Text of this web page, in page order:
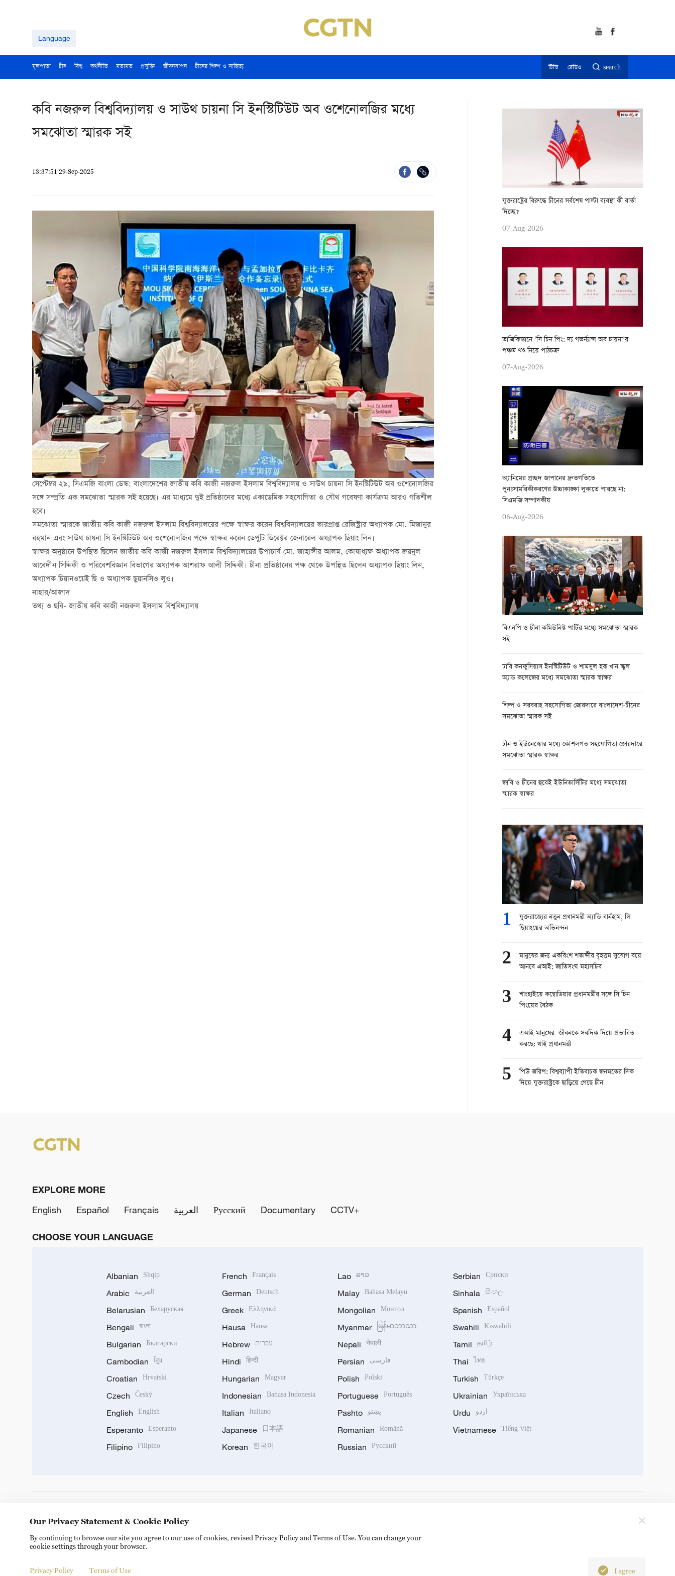
Language
মূলপাতা চীন বিশ্ব অর্থনীতি মতামত প্রযুক্তি জীবনযাপন চীনের শিল্প ও সাহিত্য টিভি রেডিও search
কবি নজরুল বিশ্ববিদ্যালয় ও সাউথ চায়না সি ইনস্টিটিউট অব ওশেনোলজির মধ্যে
সমঝোতা স্মারক সই
13:37:51 29-Sep-2025
সেপ্টেম্বর ২৯, সিএমজি বাংলা ডেস্ক: বাংলাদেশের জাতীয় কবি কাজী নজরুল ইসলাম বিশ্ববিদ্যালয় ও সাউথ চায়না সি ইনস্টিটিউট অব ওশেনোলজির
সঙ্গে সম্প্রতি এক সমঝোতা স্মারক সই হয়েছে। এর মাধ্যমে দুই প্রতিষ্ঠানের মধ্যে একাডেমিক সহযোগিতা ও যৌথ গবেষণা কার্যক্রম আরও গতিশীল
হবে।
সমঝোতা স্মারকে জাতীয় কবি কাজী নজরুল ইসলাম বিশ্ববিদ্যালয়ের পক্ষে স্বাক্ষর করেন বিশ্ববিদ্যালয়ের ভারপ্রাপ্ত রেজিস্ট্রার অধ্যাপক মো. মিজানুর
রহমান এবং সাউথ চায়না সি ইনস্টিটিউট অব ওশেনোলজির পক্ষে স্বাক্ষর করেন ডেপুটি ডিরেক্টর জেনারেল অধ্যাপক ছিয়াং লিন।
স্বাক্ষর অনুষ্ঠানে উপস্থিত ছিলেন জাতীয় কবি কাজী নজরুল ইসলাম বিশ্ববিদ্যালয়ের উপাচার্য মো. জাহাঙ্গীর আলম, কোষাধ্যক্ষ অধ্যাপক জয়নুল
আবেদীন সিদ্দিকী ও পরিবেশবিজ্ঞান বিভাগের অধ্যাপক আশরাফ আলী সিদ্দিকী। চীনা প্রতিষ্ঠানের পক্ষ থেকে উপস্থিত ছিলেন অধ্যাপক ছিয়াং লিন,
অধ্যাপক চিয়ানওয়েই ছি ও অধ্যাপক ছুয়ানসিও লুও।
নাহার/আজাদ
তথ্য ও ছবি- জাতীয় কবি কাজী নজরুল ইসলাম বিশ্ববিদ্যালয়
যুক্তরাষ্ট্রের বিরুদ্ধে চীনের সর্বশেষ পাল্টা ব্যবস্থা কী বার্তা
দিচ্ছে?
07-Aug-2026
তাজিকিস্তানে ‘সি চিন পিং: দ্য গভর্ন্যান্স অব চায়না’র
পঞ্চম খণ্ড নিয়ে পাঠচক্র
07-Aug-2026
অ্যানিমের প্রচ্ছদ জাপানের দ্রুতগতিতে
পুনঃসামরিকীকরণের উচ্চাকাঙ্ক্ষা লুকাতে পারছে না:
সিএমজি সম্পাদকীয়
06-Aug-2026
বিএনপি ও চীনা কমিউনিস্ট পার্টির মধ্যে সমঝোতা স্মারক
সই
ঢাবি কনফুসিয়াস ইনস্টিটিউট ও শামসুল হক খান স্কুল
অ্যান্ড কলেজের মধ্যে সমঝোতা স্মারক স্বাক্ষর
শিল্প ও সরবরাহ সহযোগিতা জোরদারে বাংলাদেশ-চীনের
সমঝোতা স্মারক সই
চীন ও ইউনেস্কোর মধ্যে কৌশলগত সহযোগিতা জোরদারে
সমঝোতা স্মারক স্বাক্ষর
জাবি ও চীনের হুবেই ইউনিভার্সিটির মধ্যে সমঝোতা
স্মারক স্বাক্ষর
1
যুক্তরাজ্যের নতুন প্রধানমন্ত্রী অ্যান্ডি বার্নহাম, লি
ছিয়াংয়ের অভিনন্দন
2
মানুষের জন্য একবিংশ শতাব্দীর বৃহত্তম সুযোগ বয়ে
আনবে এআই: জাতিসংঘ মহাসচিব
3
শাংহাইয়ে কম্বোডিয়ার প্রধানমন্ত্রীর সঙ্গে সি চিন
পিংয়ের বৈঠক
4
এআই মানুষের জীবনকে সবদিক দিয়ে প্রভাবিত
করছে: থাই প্রধানমন্ত্রী
5
পিউ জরিপ: বিশ্বব্যাপী ইতিবাচক জনমতের দিক
দিয়ে যুক্তরাষ্ট্রকে ছাড়িয়ে গেছে চীন
EXPLORE MORE
English
Español Français العربية Русский Documentary CCTV+
CHOOSE YOUR LANGUAGE
Albanian Shqip
Arabic العربية
Belarusian Беларуская
Bengali বাংলা
Bulgarian Български
Cambodian ខ្មែរ
Croatian Hrvatski
Czech Český
English English
Esperanto Esperanto
Filipino Filipino
French Français
German Deutsch
Greek Ελληνικά
Hausa Hausa
Hebrew עברית
Hindi हिन्दी
Hungarian Magyar
Indonesian Bahasa Indonesia
Italian Italiano
Japanese 日本語
Korean 한국어
Lao ລາວ
Malay Bahasa Melayu
Mongolian Монгол
Myanmar မြန်မာဘာသာ
Nepali नेपाली
Persian فارسی
Polish Polski
Portuguese Português
Pashto پښتو
Romanian Română
Russian Русский
Serbian Српски
Sinhala සිංහල
Spanish Español
Swahili Kiswahili
Tamil தமிழ்
Thai ไทย
Turkish Türkçe
Ukrainian Українська
Urdu اردو
Vietnamese Tiếng Việt
Copyright © 2024 CGTN. 京ICP备20000184号
Our Privacy Statement & Cookie Policy
By continuing to browse our site you agree to our use of cookies, revised Privacy Policy and Terms of Use. You can change your
cookie settings through your browser.
Privacy Policy Terms of Use I agree